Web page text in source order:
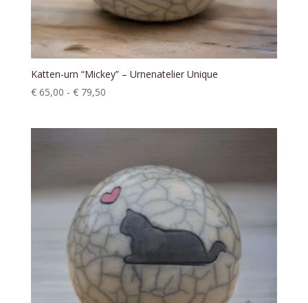
Katten-urn “Mickey” – Urnenatelier Unique
€65,00 - €79,50Prijsklasse: